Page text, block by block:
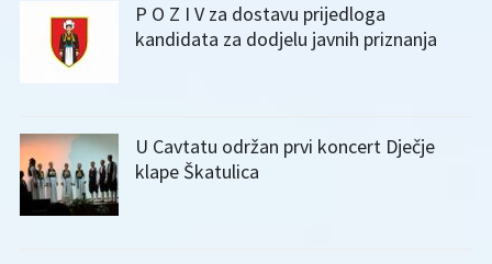
P O Z I V za dostavu prijedloga
kandidata za dodjelu javnih priznanja
U Cavtatu održan prvi koncert Dječje
klape Škatulica